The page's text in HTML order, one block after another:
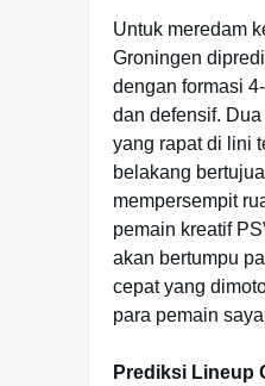
Untuk meredam
Groningen
dengan formasi
dan defensif.
yang rapat di lini
belakang
mempersempit
pemain kreatif
akan bertumpu
cepat yang
para pemain
Prediksi Lineup